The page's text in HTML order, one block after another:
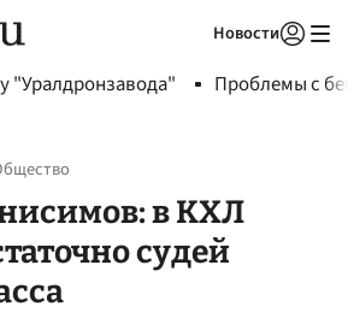
Новости
"Уралдронзавода" Проблемы с
в КХЛ
судей